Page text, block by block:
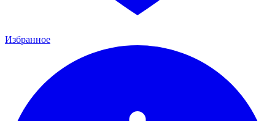
Избранное